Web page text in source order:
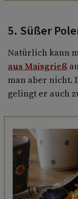
5. Süßer
Natürlich kann
aus Maisgrieß
man aber nicht.
gelingt er auch